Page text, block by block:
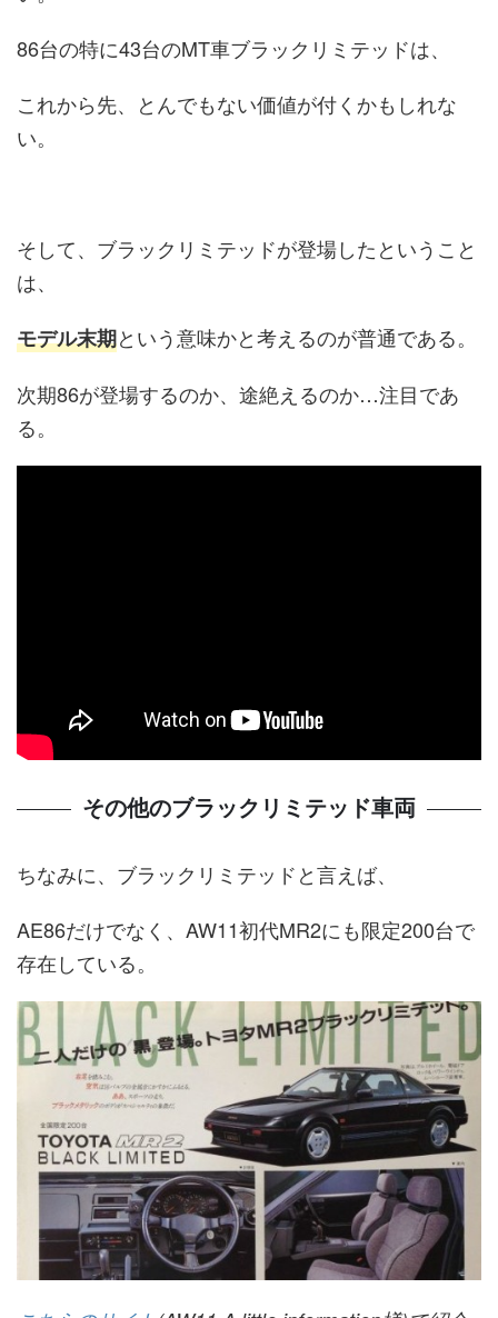
86台の特に43台のMT車ブラックリミテッドは、
これから先、とんでもない価値が付くかもしれな
い。
そして、ブラックリミテッドが登場したということ
は、
モデル末期という意味かと考えるのが普通である。
次期86が登場するのか、途絶えるのか…注目であ
る。
その他のブラックリミテッド車両
ちなみに、ブラックリミテッドと言えば、
AE86だけでなく、AW11初代MR2にも限定200台で
存在している。